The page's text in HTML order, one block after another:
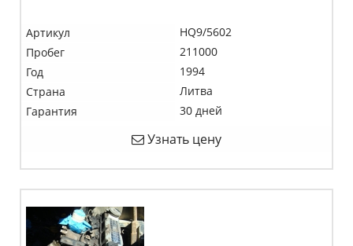
Артикул
HQ9/5602
Пробег
211000
Год
1994
Страна
Литва
Гарантия
30 дней
Узнать цену